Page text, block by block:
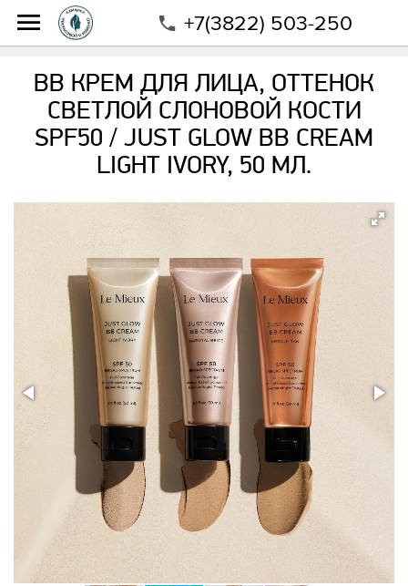
+7(3822) 503-250
BB Крем для лица, оттенок светлой слоновой кости
SPF50 / Just Glow BB Cream Light Ivory, 50 мл.
BB КРЕМ ДЛЯ ЛИЦА, ОТТЕНОК
СВЕТЛОЙ СЛОНОВОЙ КОСТИ
SPF50 / JUST GLOW BB CREAM
LIGHT IVORY, 50 МЛ.